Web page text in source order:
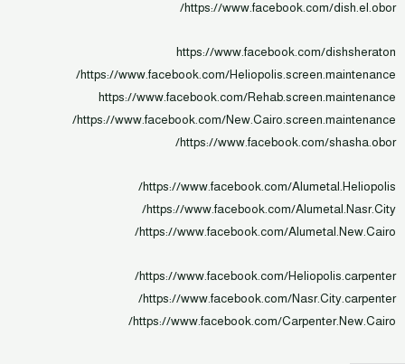
https://www.facebook.com/dish.el.obor/
https://www.facebook.com/dishsheraton
https://www.facebook.com/Heliopolis.screen.maintenance/
https://www.facebook.com/Rehab.screen.maintenance
https://www.facebook.com/New.Cairo.screen.maintenance/
https://www.facebook.com/shasha.obor/
https://www.facebook.com/Alumetal.Heliopolis/
https://www.facebook.com/Alumetal.Nasr.City/
https://www.facebook.com/Alumetal.New.Cairo/
https://www.facebook.com/Heliopolis.carpenter/
https://www.facebook.com/Nasr.City.carpenter/
https://www.facebook.com/Carpenter.New.Cairo/